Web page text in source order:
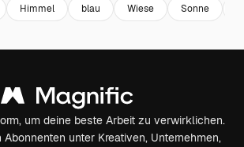
Himmel blau Wiese Sonne
um deine beste Arbeit zu verwirklichen.
Abonnenten unter Kreativen, Unternehmen,